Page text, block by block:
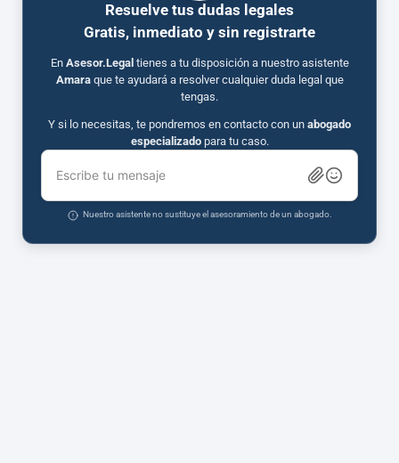
Resuelve tus dudas legales
Gratis, inmediato y sin registrarte
En Asesor.Legal tienes a tu disposición a nuestro asistente
Amaraque te ayudará a resolver cualquier duda legal que
tengas.
Y si lo necesitas, te pondremos en contacto con un abogado
especializadopara tu caso.
Escribe tu mensaje
Nuestro asistente no sustituye el asesoramiento de un abogado.